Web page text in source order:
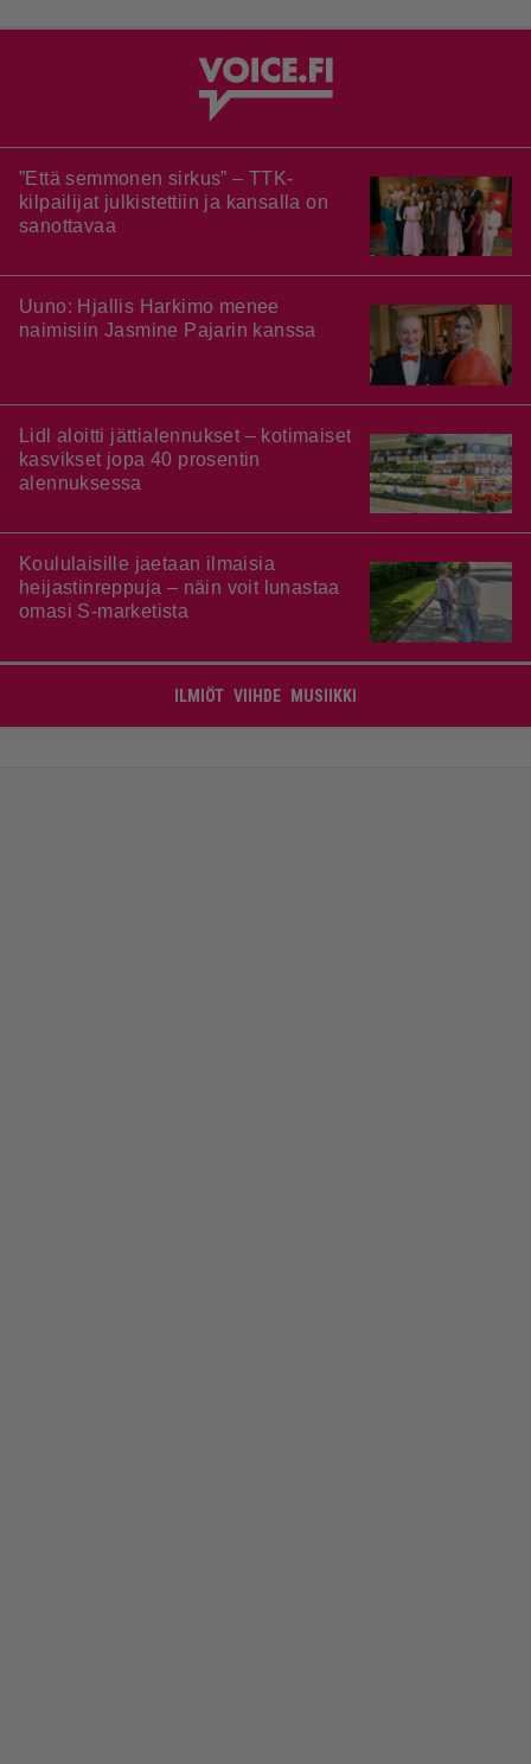
”Että semmonen sirkus” – TTK-
kilpailijat julkistettiin ja kansalla on
sanottavaa
Uuno: Hjallis Harkimo menee
naimisiin Jasmine Pajarin kanssa
Lidl aloitti jättialennukset – kotimaiset
kasvikset jopa 40 prosentin
alennuksessa
Koululaisille jaetaan ilmaisia
heijastinreppuja – näin voit lunastaa
omasi S-marketista
ILMIÖT VIIHDE MUSIIKKI